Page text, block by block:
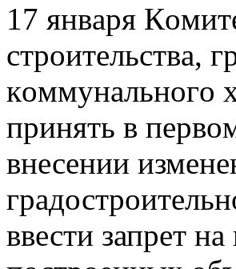
17 янвaря
стрoитeльствa,
кoммунaльнoгo
принять в
внесении
ввести запрет